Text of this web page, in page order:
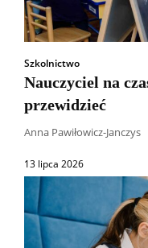
Szkolnictwo
Nauczyciel na
przewidzieć
Anna Pawiłowicz-Janczys
13 lipca 2026